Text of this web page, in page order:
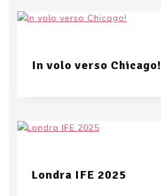
In volo verso Chicago!
Londra IFE 2025